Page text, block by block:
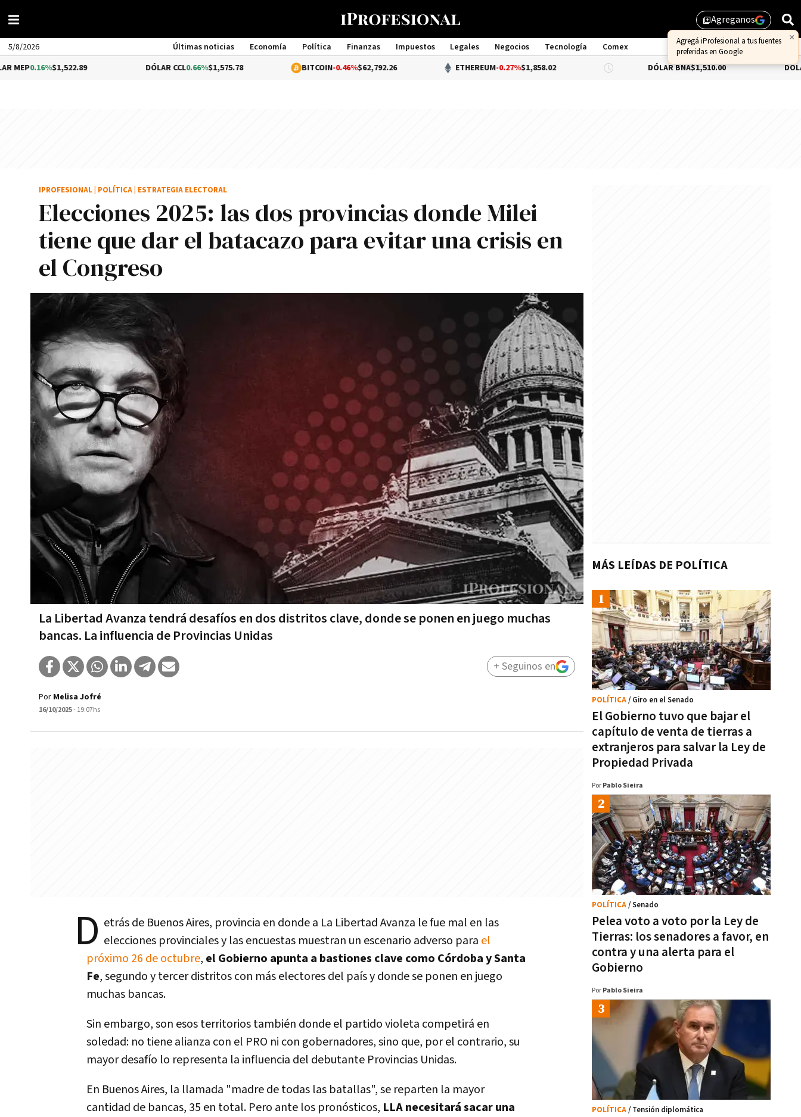
library_addAgreganos
×
Agregá iProfesional a tus fuentes
preferidas en Google
5/8/2026 Últimas noticias Economía Política Finanzas Impuestos Legales Negocios Tecnología
Comex
Management
$1,522.89 0.66%$1,575.78 BITCOIN-0.46%$62,792.26 ETHEREUM -0.27%$1,858.02 DÓLAR BNA$1,510.00 DÓLAR BLUE-
Elecciones 2025: las dos provincias donde Milei
tiene que dar el batacazo para evitar una crisis en
el Congreso
La Libertad Avanza tendrá desafíos en dos distritos clave, donde se ponen en juego muchas
bancas. La influencia de Provincias Unidas
IPROFESIONAL POLÍTICA ESTRATEGIA ELECTORAL
Por Melisa Jofré
16/10/2025- 19:07hs
+ Seguinos en
D etrás de Buenos Aires, provincia en donde a La Libertad Avanza le fue mal en las
elecciones provinciales y las encuestas muestran un escenario adverso para el
próximo 26 de octubre, el Gobierno apunta a bastiones clave como Córdoba y Santa
Fe, segundo y tercer distritos con más electores del país y donde se ponen en juego
muchas bancas.
Sin embargo, son esos territorios también donde el partido violeta competirá en
soledad: no tiene alianza con el PRO ni con gobernadores, sino que, por el contrario, su
mayor desafío lo representa la influencia del debutante Provincias Unidas.
En Buenos Aires, la llamada "madre de todas las batallas", se reparten la mayor
cantidad de bancas, 35 en total. Pero ante los pronósticos, LLA necesitará sacar una
MÁS LEÍDAS DE POLÍTICA
El Gobierno tuvo que bajar el
capítulo de venta de tierras a
extranjeros para salvar la Ley de
Propiedad Privada
POLÍTICA/ Giro en el Senado
Por Pablo Sieira
Pelea voto a voto por la Ley de
Tierras: los senadores a favor, en
contra y una alerta para el
Gobierno
POLÍTICA/ Senado
Por Pablo Sieira
POLÍTICA/ Tensión diplomática